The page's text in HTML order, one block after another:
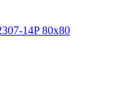
14P 80х80